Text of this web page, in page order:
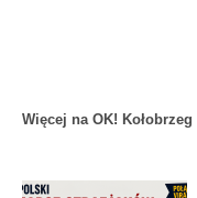
Więcej na OK! Kołobrzeg